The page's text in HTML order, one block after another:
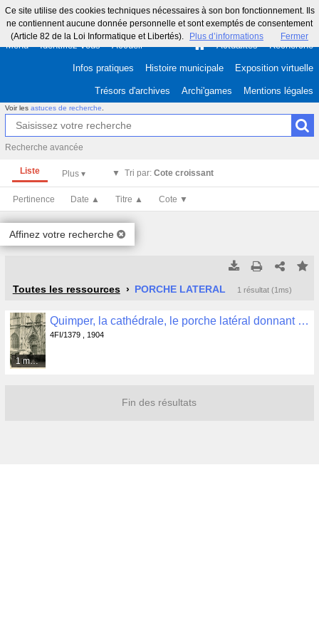
Ce site utilise des cookies techniques nécessaires à son bon fonctionnement. Ils
ne contiennent aucune donnée personnelle et sont exemptés de consentement
(Article 82 de la Loi Informatique et Libertés).
Plus d’informations Fermer
Menu Identifiez-vous Accueil Actualités Recherche
Infos pratiques Histoire municipale Exposition virtuelle
Trésors d'archives Archi'games Mentions légales
Voir les astuces de recherche
Recherche avancée
Liste Tri par: Cote croissant
Pertinence Date ▲ Titre ▲ Cote ▼
Affinez votre recherche
Tous les résultats(Max 250)
Tous les résultats(Max 500)
Toutes les ressources PORCHE LATERAL 1 résultat (1ms)
1 média
Quimper, la cathédrale, le porche latéral donnant sur la place un jour de marché , 4FI/1379
4FI/1379 , 1904
Fin des résultats